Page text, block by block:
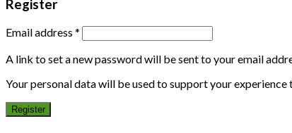
Register
Email address *
A link to set a new password will be sent to your email
Your personal data will be used to support your
Register